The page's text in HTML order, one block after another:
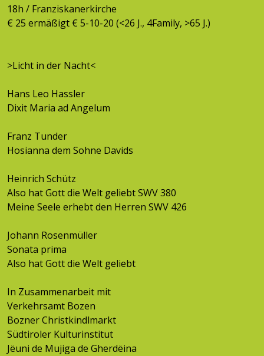
18h / Franziskanerkirche
€ 25 ermäßigt € 5-10-20 (<26 J., 4Family, >65 J.)
>Licht in der Nacht<
Hans Leo Hassler
Dixit Maria ad Angelum
Franz Tunder
Hosianna dem Sohne Davids
Heinrich Schütz
Also hat Gott die Welt geliebt SWV 380
Meine Seele erhebt den Herren SWV 426
Johann Rosenmüller
Sonata prima
Also hat Gott die Welt geliebt
In Zusammenarbeit mit
Verkehrsamt Bozen
Bozner Christkindlmarkt
Südtiroler Kulturinstitut
Jëuni de Mujiga de Gherdëina